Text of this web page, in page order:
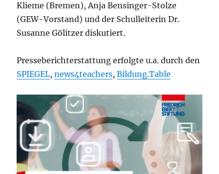
Klieme (Bremen), Anja Bensinger-Stolze
(GEW-Vorstand) und der Schulleiterin Dr.
Susanne Gölitzer diskutiert.
Presseberichterstattung erfolgte u.a. durch den
SPIEGEL,news4teachers,Bildung.Table